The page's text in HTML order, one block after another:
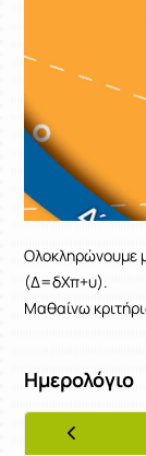
Ολοκληρώνουμε
(Δ=δΧπ+υ).
Μαθαίνω
Ημερολόγιο